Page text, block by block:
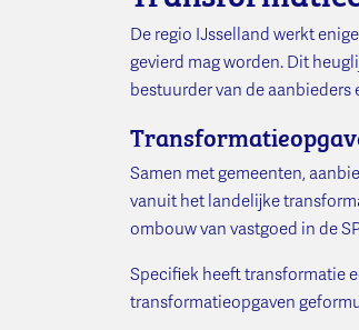
De regio IJsselland werkt
gevierd mag worden. Dit
bestuurder van de aanbieders
Samen met gemeenten,
vanuit het landelijke
ombouw van vastgoed in de
Specifiek heeft transformatie
transformatieopgaven